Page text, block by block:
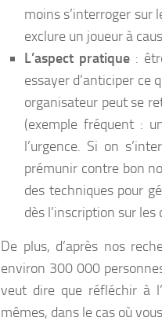
moins s’interroger sur
exclure un joueur à
L’aspect pratique :
essayer d’anticiper ce
organisateur peut se
(exemple fréquent :
l’urgence. Si on
prémunir contre bon
des techniques pour
dès l’inscription sur les
De plus, d’après nos
environ 300 000
veut dire que réfléchir à
mêmes, dans le cas où